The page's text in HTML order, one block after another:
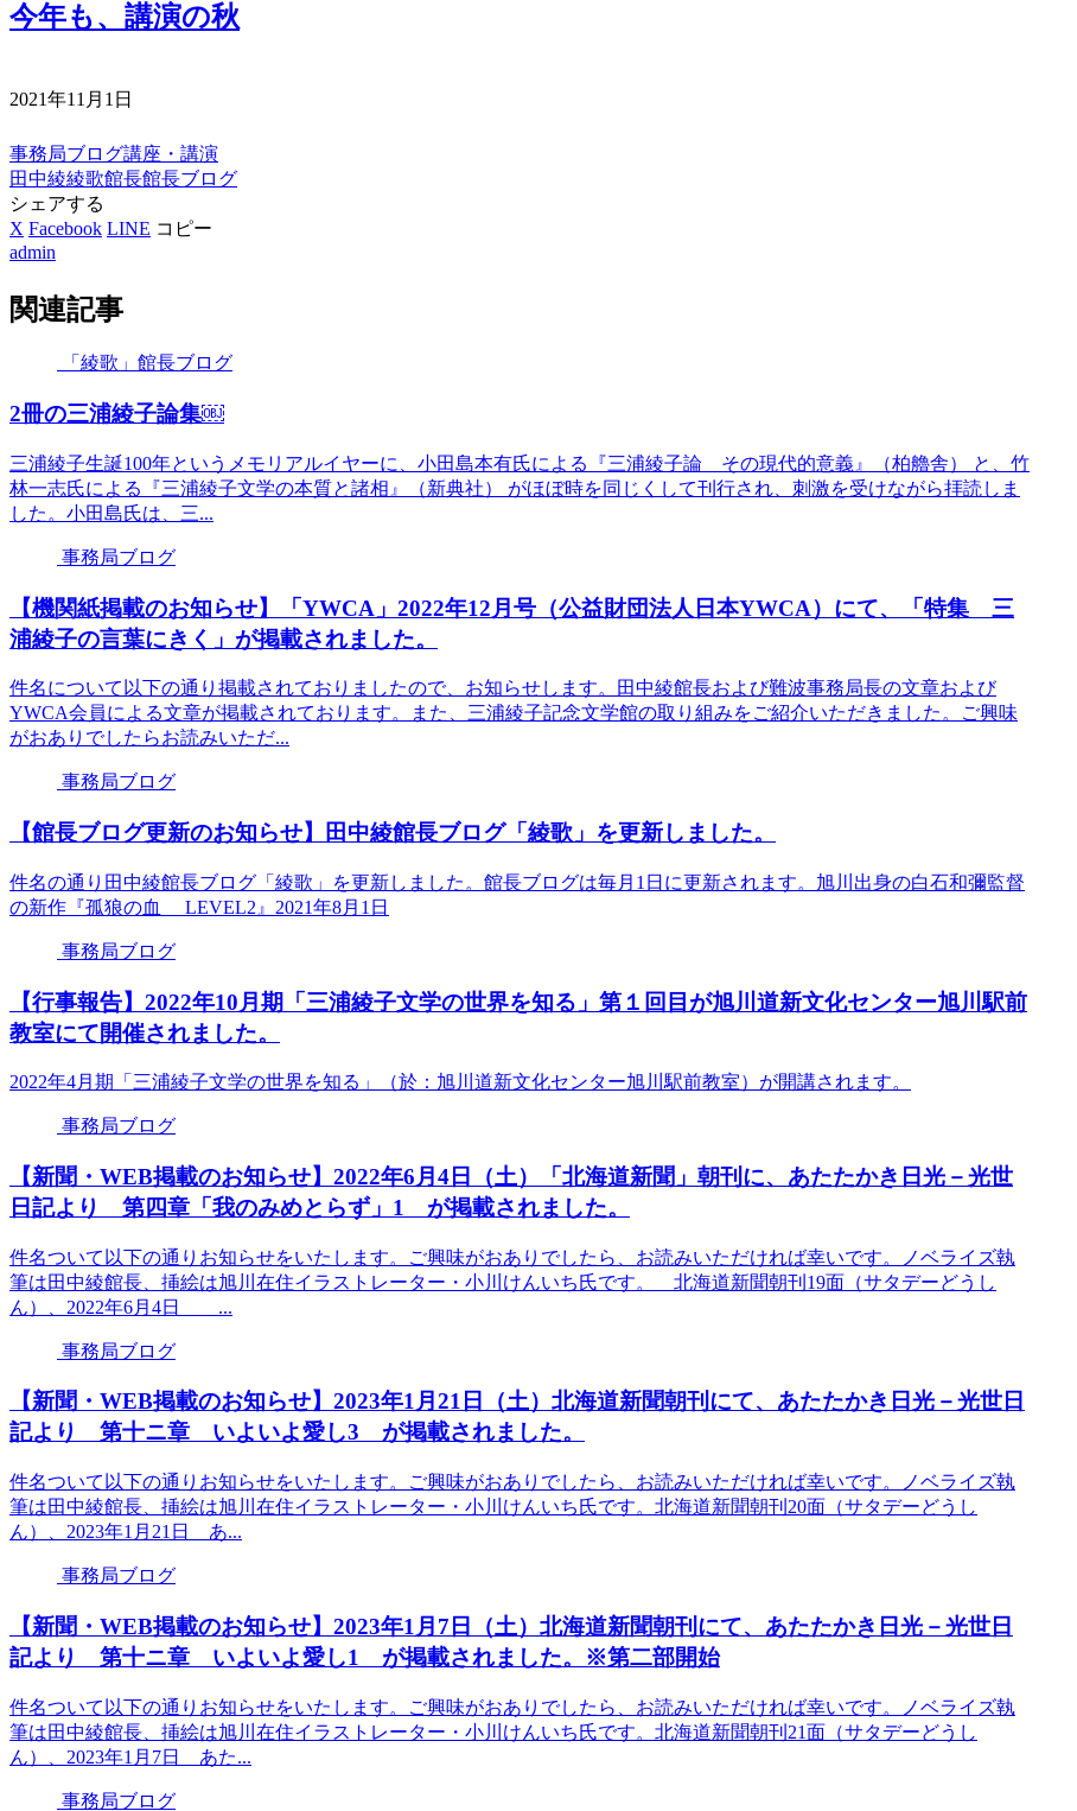
今年も、講演の秋
2021年11月1日
事務局ブログ講座・講演
田中綾綾歌館長館長ブログ
シェアする
X Facebook LINE コピー
admin
関連記事
「綾歌」館長ブログ
2冊の三浦綾子論集￼
三浦綾子生誕100年というメモリアルイヤーに、小田島本有氏による『三浦綾子論 その現代的意義』（柏艪舎） と、竹
林一志氏による『三浦綾子文学の本質と諸相』（新典社） がほぼ時を同じくして刊行され、刺激を受けながら拝読しま
した。小田島氏は、三...
事務局ブログ
【機関紙掲載のお知らせ】「YWCA」2022年12月号（公益財団法人日本YWCA）にて、「特集 三
浦綾子の言葉にきく」が掲載されました。
件名について以下の通り掲載されておりましたので、お知らせします。田中綾館長および難波事務局長の文章および
YWCA会員による文章が掲載されております。また、三浦綾子記念文学館の取り組みをご紹介いただきました。ご興味
がおありでしたらお読みいただ...
事務局ブログ
【館長ブログ更新のお知らせ】田中綾館長ブログ「綾歌」を更新しました。
件名の通り田中綾館長ブログ「綾歌」を更新しました。館長ブログは毎月1日に更新されます。旭川出身の白石和彌監督
の新作『孤狼の血 LEVEL2』2021年8月1日
事務局ブログ
【行事報告】2022年10月期「三浦綾子文学の世界を知る」第１回目が旭川道新文化センター旭川駅前
教室にて開催されました。
2022年4月期「三浦綾子文学の世界を知る」（於：旭川道新文化センター旭川駅前教室）が開講されます。
事務局ブログ
【新聞・WEB掲載のお知らせ】2022年6月4日（土）「北海道新聞」朝刊に、あたたかき日光－光世
日記より 第四章「我のみめとらず」1 が掲載されました。
件名ついて以下の通りお知らせをいたします。ご興味がおありでしたら、お読みいただければ幸いです。ノベライズ執
筆は田中綾館長、挿絵は旭川在住イラストレーター・小川けんいち氏です。 北海道新聞朝刊19面（サタデーどうし
ん）、2022年6月4日 ...
事務局ブログ
【新聞・WEB掲載のお知らせ】2023年1月21日（土）北海道新聞朝刊にて、あたたかき日光－光世日
記より 第十ニ章 いよいよ愛し3 が掲載されました。
件名ついて以下の通りお知らせをいたします。ご興味がおありでしたら、お読みいただければ幸いです。ノベライズ執
筆は田中綾館長、挿絵は旭川在住イラストレーター・小川けんいち氏です。北海道新聞朝刊20面（サタデーどうし
ん）、2023年1月21日 あ...
事務局ブログ
【新聞・WEB掲載のお知らせ】2023年1月7日（土）北海道新聞朝刊にて、あたたかき日光－光世日
記より 第十ニ章 いよいよ愛し1 が掲載されました。※第二部開始
件名ついて以下の通りお知らせをいたします。ご興味がおありでしたら、お読みいただければ幸いです。ノベライズ執
筆は田中綾館長、挿絵は旭川在住イラストレーター・小川けんいち氏です。北海道新聞朝刊21面（サタデーどうし
ん）、2023年1月7日 あた...
事務局ブログ